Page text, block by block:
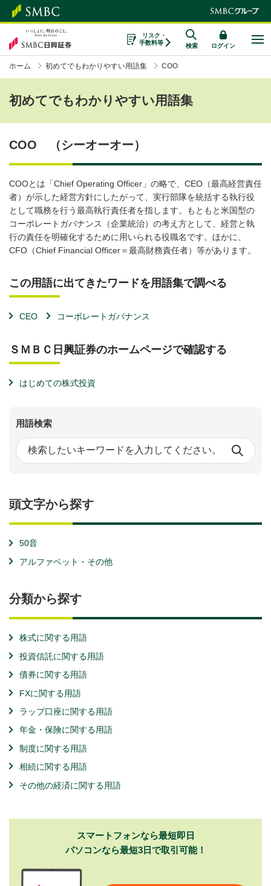
リスク・
手数料等
検索 ログイン
ホーム 初めてでもわかりやすい用語集 COO
初めてでもわかりやすい用語集
COO （シーオーオー）
COOとは「Chief Operating Officer」の略で、CEO（最高経営責任
者）が示した経営方針にしたがって、実行部隊を統括する執行役
として職務を行う最高執行責任者を指します。もともと米国型の
コーポレートガバナンス（企業統治）の考え方として、経営と執
行の責任を明確化するために用いられる役職名です。ほかに、
CFO（Chief Financial Officer＝最高財務責任者）等があります。
この用語に出てきたワードを用語集で調べる
CEO コーポレートガバナンス
ＳＭＢＣ日興証券のホームページで確認する
はじめての株式投資
用語検索
頭文字から探す
50音
アルファベット・その他
分類から探す
株式に関する用語
投資信託に関する用語
債券に関する用語
FXに関する用語
ラップ口座に関する用語
年金・保険に関する用語
制度に関する用語
相続に関する用語
その他の経済に関する用語
スマートフォンなら最短即日
パソコンなら最短3日で取引可能！